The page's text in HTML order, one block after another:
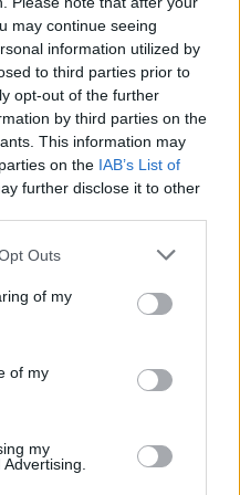
may continue seeing
information utilized by
to third parties prior to
opt-out of the further
by third parties on the
This information may
on the IAB’s List of
further disclose it to other
Outs
of my
of my
my
et en potassium, Le
d’effets positifs
boisson permet
au sucre, soigne le
corps, améliore la